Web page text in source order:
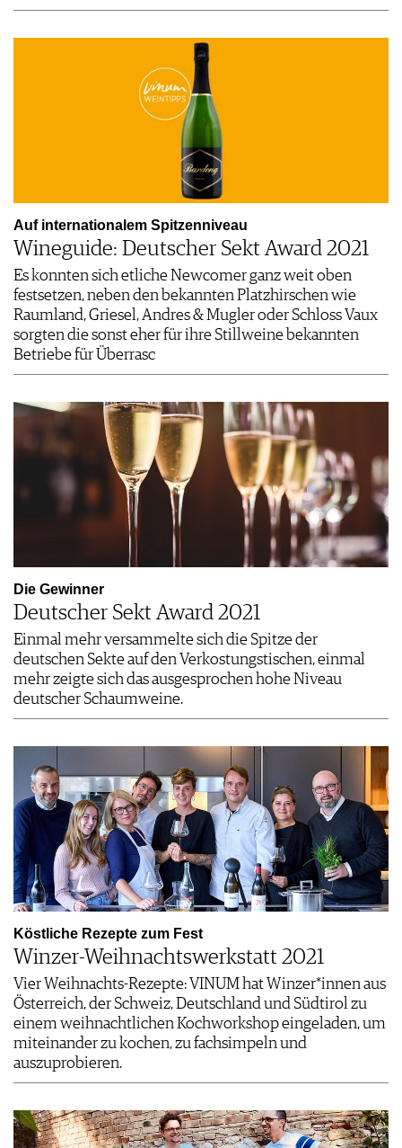
Auf internationalem Spitzenniveau
Wineguide: Deutscher Sekt Award 2021
Es konnten sich etliche Newcomer ganz weit oben
festsetzen, neben den bekannten Platzhirschen wie
Raumland, Griesel, Andres & Mugler oder Schloss Vaux
sorgten die sonst eher für ihre Stillweine bekannten
Betriebe für Überrasc
Die Gewinner
Deutscher Sekt Award 2021
Einmal mehr versammelte sich die Spitze der
deutschen Sekte auf den Verkostungstischen, einmal
mehr zeigte sich das ausgesprochen hohe Niveau
deutscher Schaumweine.
Köstliche Rezepte zum Fest
Winzer-Weihnachtswerkstatt 2021
Vier Weihnachts-Rezepte: VINUM hat Winzer*innen aus
Österreich, der Schweiz, Deutschland und Südtirol zu
einem weihnachtlichen Kochworkshop eingeladen, um
miteinander zu kochen, zu fachsimpeln und
auszuprobieren.